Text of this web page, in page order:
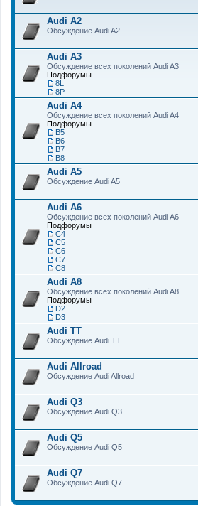
Audi A2
Обсуждение Audi A2
Audi A3
Обсуждение всех поколений Audi A3
Подфорумы
8L
8P
Audi A4
Обсуждение всех поколений Audi A4
Подфорумы
B5
B6
B7
B8
Audi A5
Обсуждение Audi A5
Audi A6
Обсуждение всех поколений Audi A6
Подфорумы
C4
C5
C6
C7
С8
Audi A8
Обсуждение всех поколений Audi A8
Подфорумы
D2
D3
Audi TT
Обсуждение Audi TT
Audi Allroad
Обсуждение Audi Allroad
Audi Q3
Обсуждение Audi Q3
Audi Q5
Обсуждение Audi Q5
Audi Q7
Обсуждение Audi Q7